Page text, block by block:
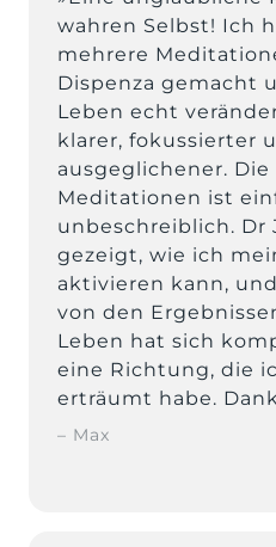
wahren Selbst! Ich
mehrere
Dispenza gemacht
Leben echt
klarer, fokussierter
ausgeglichener. Die
Meditationen ist
unbeschreiblich. Dr
gezeigt, wie ich
aktivieren kann,
von den
Leben hat sich
eine Richtung, die
erträumt habe.
– Max